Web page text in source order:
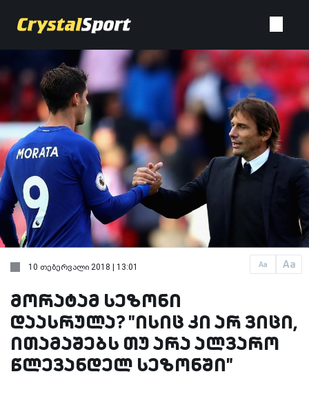
Aa Aa
10 თებერვალი 2018 | 13:01
მორატამ სეზონი
დაასრულა? "ისიც კი არ ვიცი,
ითამაშებს თუ არა ალვარო
წლევანდელ სეზონში"